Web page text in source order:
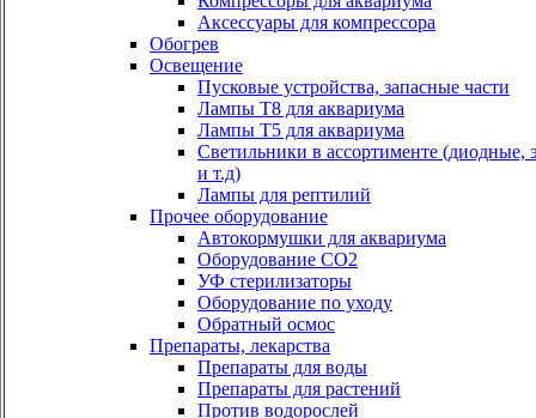
Аксессуары для компрессора
Обогрев
Освещение
Пусковые устройства, запасные части
Лампы Т8 для аквариума
Лампы Т5 для аквариума
Светильники в ассортименте (диодные,
и т.д)
Лампы для рептилий
Прочее оборудование
Автокормушки для аквариума
Оборудование СО2
УФ стерилизаторы
Оборудование по уходу
Обратный осмос
Препараты, лекарства
Препараты для воды
Препараты для растений
Против водорослей